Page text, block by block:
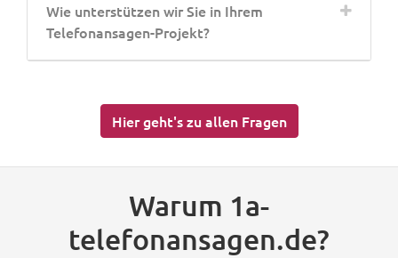
Wie unterstützen wir Sie in Ihrem
Telefonansagen-Projekt?
Hier geht's zu allen Fragen
Warum 1a-
telefonansagen.de?